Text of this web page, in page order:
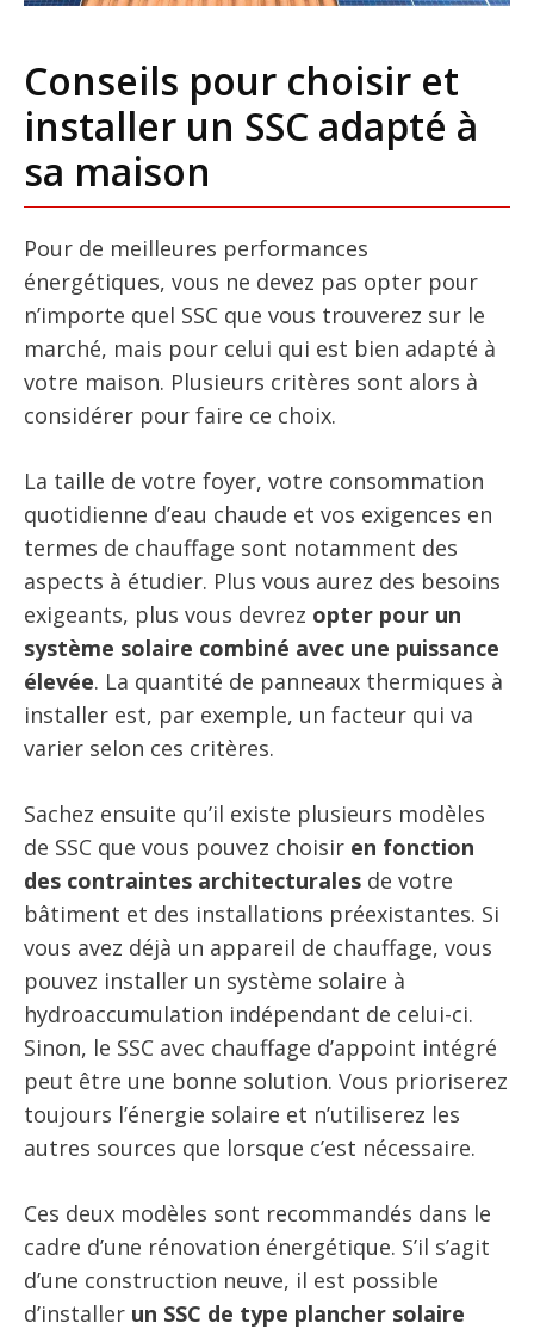
Conseils pour choisir et
installer un SSC adapté à
sa maison
Pour de meilleures performances
énergétiques, vous ne devez pas opter pour
n’importe quel SSC que vous trouverez sur le
marché, mais pour celui qui est bien adapté à
votre maison. Plusieurs critères sont alors à
considérer pour faire ce choix.
La taille de votre foyer, votre consommation
quotidienne d’eau chaude et vos exigences en
termes de chauffage sont notamment des
aspects à étudier. Plus vous aurez des besoins
exigeants, plus vous devrez opter pour un
système solaire combiné avec une puissance
élevée. La quantité de panneaux thermiques à
installer est, par exemple, un facteur qui va
varier selon ces critères.
Sachez ensuite qu’il existe plusieurs modèles
de SSC que vous pouvez choisir en fonction
des contraintes architecturales de votre
bâtiment et des installations préexistantes. Si
vous avez déjà un appareil de chauffage, vous
pouvez installer un système solaire à
hydroaccumulation indépendant de celui-ci.
Sinon, le SSC avec chauffage d’appoint intégré
peut être une bonne solution. Vous prioriserez
toujours l’énergie solaire et n’utiliserez les
autres sources que lorsque c’est nécessaire.
Ces deux modèles sont recommandés dans le
cadre d’une rénovation énergétique. S’il s’agit
d’une construction neuve, il est possible
d’installer un SSC de type plancher solaire